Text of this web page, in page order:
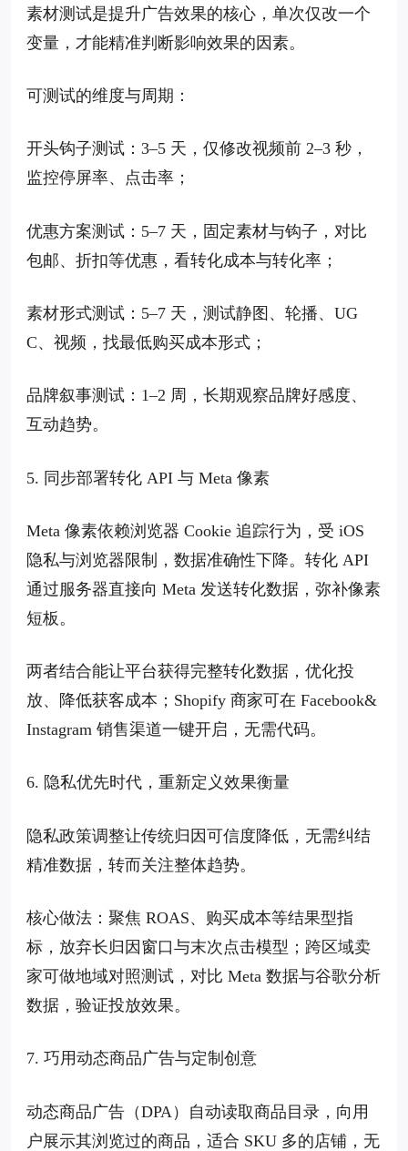
素材测试是提升广告效果的核心，单次仅改一个
变量，才能精准判断影响效果的因素。
可测试的维度与周期：
开头钩子测试：3–5 天，仅修改视频前 2–3 秒，
监控停屏率、点击率；
优惠方案测试：5–7 天，固定素材与钩子，对比
包邮、折扣等优惠，看转化成本与转化率；
素材形式测试：5–7 天，测试静图、轮播、UG
C、视频，找最低购买成本形式；
品牌叙事测试：1–2 周，长期观察品牌好感度、
互动趋势。
5. 同步部署转化 API 与 Meta 像素
Meta 像素依赖浏览器 Cookie 追踪行为，受 iOS
隐私与浏览器限制，数据准确性下降。转化 API
通过服务器直接向 Meta 发送转化数据，弥补像素
短板。
两者结合能让平台获得完整转化数据，优化投
放、降低获客成本；Shopify 商家可在 Facebook&
Instagram 销售渠道一键开启，无需代码。
6. 隐私优先时代，重新定义效果衡量
隐私政策调整让传统归因可信度降低，无需纠结
精准数据，转而关注整体趋势。
核心做法：聚焦 ROAS、购买成本等结果型指
标，放弃长归因窗口与末次点击模型；跨区域卖
家可做地域对照测试，对比 Meta 数据与谷歌分析
数据，验证投放效果。
7. 巧用动态商品广告与定制创意
动态商品广告（DPA）自动读取商品目录，向用
户展示其浏览过的商品，适合 SKU 多的店铺，无